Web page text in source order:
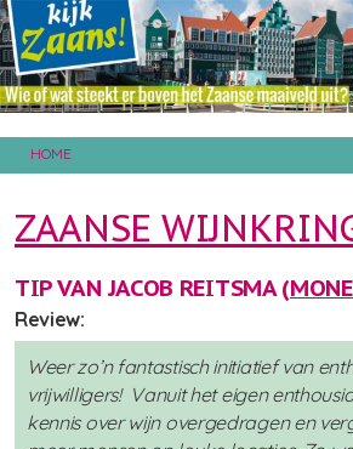
HOME
ZAANSE
TIP VAN JACOB REITSMA (
Review:
Weer zo’n fantastisch initiatief van
vrijwilligers! Vanuit het eigen
kennis over wijn overgedragen en